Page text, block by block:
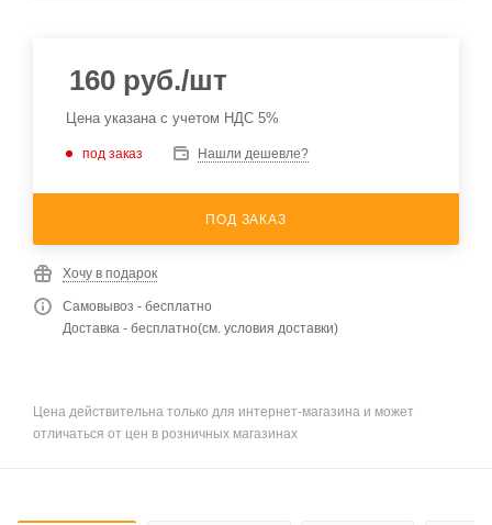
160 руб./шт
Цена указана с учетом НДС 5%
под заказ Нашли дешевле?
ПОД ЗАКАЗ
Хочу в подарок
Самовывоз - бесплатно
Доставка - бесплатно(см. условия доставки)
Цена действительна только для интернет-магазина и может
отличаться от цен в розничных магазинах